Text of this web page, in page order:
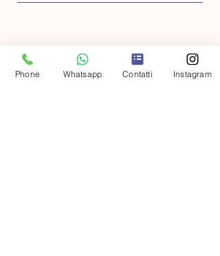
CONTATTACI
Rocca Massima (LT)
Phone Whatsapp Contatti Instagram